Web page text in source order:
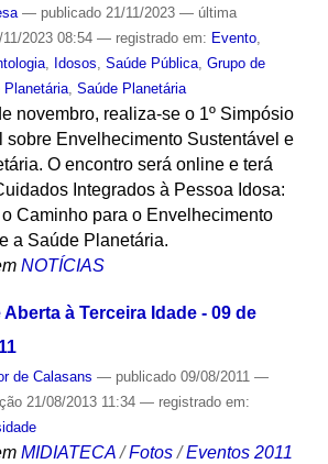
— publicado21/11/2023 — última
2023 08:54 — registrado em: Evento,
, Idosos, Saúde Pública, Grupo de
Planetária, Saúde Planetária
novembro, realiza-se o 1º Simpósio
sobre Envelhecimento Sustentável e
O encontro será online e terá
Integrados à Pessoa Idosa:
Caminho para o Envelhecimento
a Saúde Planetária.
NOTÍCIAS
à Terceira Idade - 09 de
de Calasans — publicado09/08/2011 —
21/08/2013 11:34 — registrado em:
MIDIATECA /Fotos /Eventos 2011